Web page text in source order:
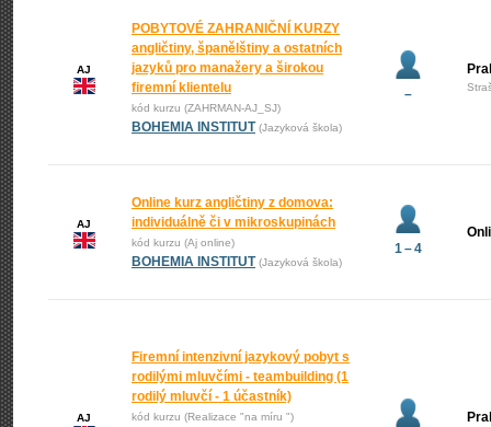
AJ
POBYTOVÉ ZAHRANIČNÍ KURZY
angličtiny, španělštiny a ostatních
jazyků pro manažery a širokou
firemní klientelu
kód kurzu (ZAHRMAN-AJ_SJ)
BOHEMIA INSTITUT (Jazyková škola)
–
AJ
Online kurz angličtiny z domova:
individuálně či v mikroskupinách
kód kurzu (Aj online)
BOHEMIA INSTITUT (Jazyková škola)
1 – 4
AJ
Firemní intenzivní jazykový pobyt s
rodilými mluvčími - teambuilding (1
rodilý mluvčí - 1 účastník)
kód kurzu (Realizace "na míru ")